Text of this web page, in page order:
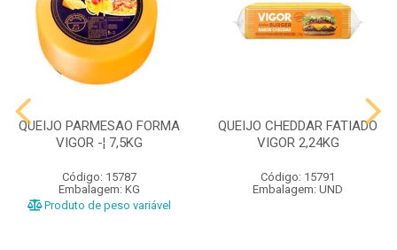
QUEIJO PARMESAO FORMA
VIGOR -¦ 7,5KG
Código: 15787
Embalagem: KG
Produto de peso variável
QUEIJO CHEDDAR FATIADO
VIGOR 2,24KG
Código: 15791
Embalagem: UND